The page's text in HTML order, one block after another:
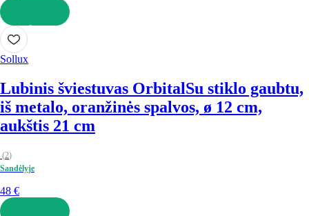
Į KREPŠELĮ
Sollux
Lubinis šviestuvas OrbitalSu stiklo gaubtu,
iš metalo, oranžinės spalvos, ø 12 cm,
aukštis 21 cm
(2)
Sandėlyje
48 €